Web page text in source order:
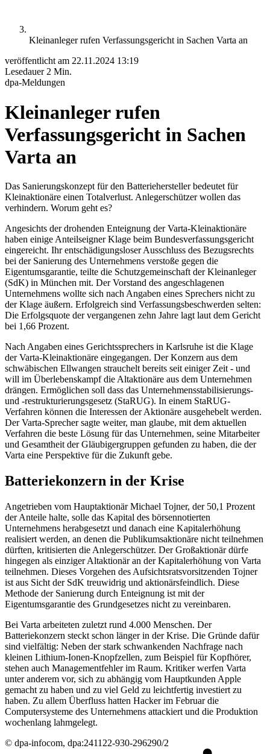
Kleinanleger rufen Verfassungsgericht in Sachen Varta an
veröffentlicht am 22.11.2024 13:19
Lesedauer 2 Min.
dpa-Meldungen
Kleinanleger rufen
Verfassungsgericht in Sachen
Varta an
Das Sanierungskonzept für den Batteriehersteller bedeutet für
Kleinaktionäre einen Totalverlust. Anlegerschützer wollen das
verhindern. Worum geht es?
Angesichts der drohenden Enteignung der Varta-Kleinaktionäre
haben einige Anteilseigner Klage beim Bundesverfassungsgericht
eingereicht. Ihr entschädigungsloser Ausschluss des Bezugsrechts
bei der Sanierung des Unternehmens verstoße gegen die
Eigentumsgarantie, teilte die Schutzgemeinschaft der Kleinanleger
(SdK) in München mit. Der Vorstand des angeschlagenen
Unternehmens wollte sich nach Angaben eines Sprechers nicht zu
der Klage äußern. Erfolgreich sind Verfassungsbeschwerden selten:
Die Erfolgsquote der vergangenen zehn Jahre lagt laut dem Gericht
bei 1,66 Prozent.
Nach Angaben eines Gerichtssprechers in Karlsruhe ist die Klage
der Varta-Kleinaktionäre eingegangen. Der Konzern aus dem
schwäbischen Ellwangen strauchelt bereits seit einiger Zeit - und
will im Überlebenskampf die Altaktionäre aus dem Unternehmen
drängen. Ermöglichen soll dass das Unternehmensstabilisierungs-
und -restrukturierungsgesetz (StaRUG). In einem StaRUG-
Verfahren können die Interessen der Aktionäre ausgehebelt werden.
Der Varta-Sprecher sagte weiter, man glaube, mit dem aktuellen
Verfahren die beste Lösung für das Unternehmen, seine Mitarbeiter
und Gesamtheit der Gläubigergruppen gefunden zu haben, die der
Varta eine Perspektive für die Zukunft gebe.
Batteriekonzern in der Krise
Angetrieben vom Hauptaktionär Michael Tojner, der 50,1 Prozent
der Anteile halte, solle das Kapital des börsennotierten
Unternehmens herabgesetzt und danach eine Kapitalerhöhung
realisiert werden, an denen die Publikumsaktionäre nicht teilnehmen
dürften, kritisierten die Anlegerschützer. Der Großaktionär dürfe
hingegen als einziger Altaktionär an der Kapitalerhöhung von Varta
teilnehmen. Dieses Vorgehen des Aufsichtsratsvorsitzenden Tojner
ist aus Sicht der SdK treuwidrig und aktionärsfeindlich. Diese
Methode der Sanierung durch Enteignung ist mit der
Eigentumsgarantie des Grundgesetzes nicht zu vereinbaren.
Bei Varta arbeiteten zuletzt rund 4.000 Menschen. Der
Batteriekonzern steckt schon länger in der Krise. Die Gründe dafür
sind vielfältig: Neben der stark schwankenden Nachfrage nach
kleinen Lithium-Ionen-Knopfzellen, zum Beispiel für Kopfhörer,
stehen auch Managementfehler im Raum. Kritiker werfen Varta
unter anderem vor, sich zu abhängig vom Hauptkunden Apple
gemacht zu haben und zu viel Geld zu leichtfertig investiert zu
haben. Zu allem Überfluss hatten Hacker im Februar die
Computersysteme des Unternehmens attackiert und die Produktion
wochenlang lahmgelegt.
© dpa-infocom, dpa:241122-930-296290/2